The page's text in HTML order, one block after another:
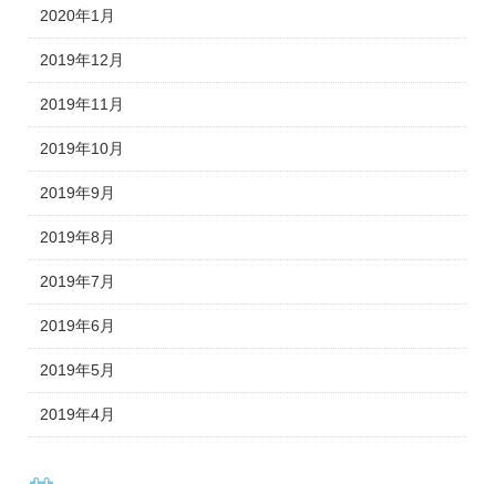
2020年1月
2019年12月
2019年11月
2019年10月
2019年9月
2019年8月
2019年7月
2019年6月
2019年5月
2019年4月